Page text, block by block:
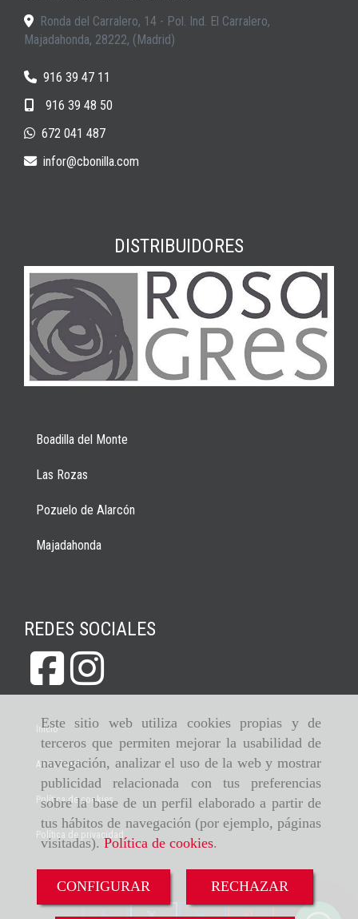
Este sitio web utiliza cookies propias y de
terceros que permiten mejorar la usabilidad de
navegación, analizar el uso de la web y mostrar
publicidad relacionada con tus preferencias
sobre la base de un perfil elaborado a partir de
tus hábitos de navegación (por ejemplo, páginas
visitadas).Política de cookies.
CONFIGURAR RECHAZAR
Ronda del Carralero, 14 - Pol. Ind. El Carralero,
Majadahonda, 28222, (Madrid)
916 39 47 11
916 39 48 50
672 041 487
infor
cbonilla.com
DISTRIBUIDORES
Boadilla del Monte
Las Rozas
Pozuelo de Alarcón
Majadahonda
REDES SOCIALES
Inicio
Aviso legal
Política de cookies
Política de privacidad